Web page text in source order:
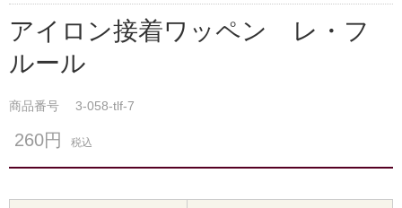
アイロン接着ワッペン レ・フ
ルール
商品番号 3-058-tlf-7
260円 税込